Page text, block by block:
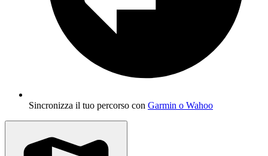
Sincronizza il tuo percorso con Garmin o Wahoo